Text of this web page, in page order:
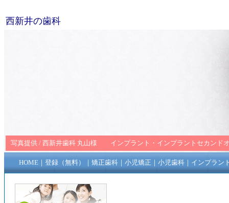
西新井の歯科
写真提供 / 西新井歯科 丸山様 インプラント ・ インプラントセカンド
HOME｜ 登録（無料） ｜ 矯正歯科｜ 小児矯正 ｜ 小児歯科｜ インプラン